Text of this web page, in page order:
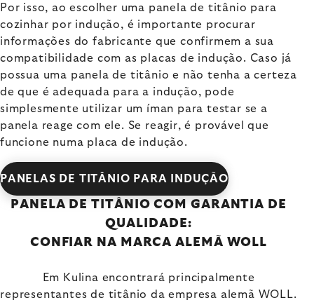
Por isso, ao escolher uma panela de titânio para
cozinhar por indução, é importante procurar
informações do fabricante que confirmem a sua
compatibilidade com as placas de indução. Caso já
possua uma panela de titânio e não tenha a certeza
de que é adequada para a indução, pode
simplesmente utilizar um íman para testar se a
panela reage com ele. Se reagir, é provável que
funcione numa placa de indução.
PANELAS DE TITÂNIO PARA INDUÇÃO
PANELA DE TITÂNIO COM GARANTIA DE
QUALIDADE:
CONFIAR NA MARCA ALEMÃ WOLL
Em Kulina encontrará principalmente
representantes de titânio da empresa alemã WOLL.